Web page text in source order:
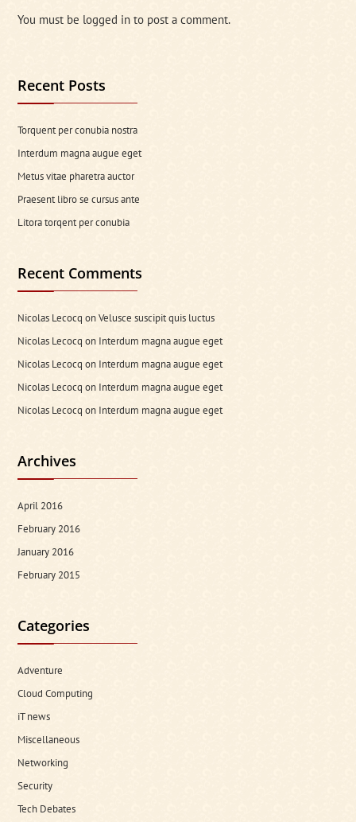
You must be logged in to post a comment.
Recent Posts
Torquent per conubia nostra
Interdum magna augue eget
Metus vitae pharetra auctor
Praesent libro se cursus ante
Litora torqent per conubia
Recent Comments
Nicolas Lecocq onVelusce suscipit quis luctus
Nicolas Lecocq on Interdum magna augue eget
Nicolas Lecocq on Interdum magna augue eget
Nicolas Lecocq on Interdum magna augue eget
Nicolas Lecocq on Interdum magna augue eget
Archives
April 2016
February 2016
January 2016
February 2015
Categories
Adventure
Cloud Computing
iT news
Miscellaneous
Networking
Security
Tech Debates